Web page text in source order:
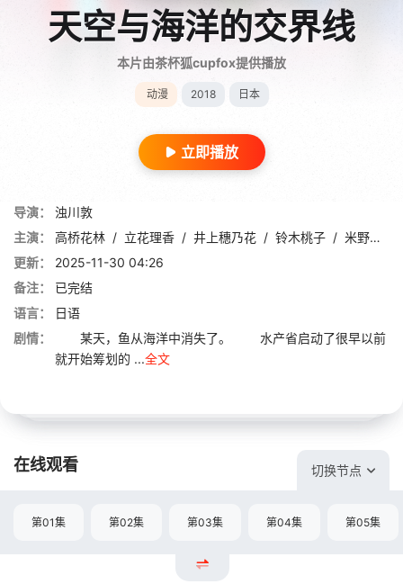
天空与海洋的交界线
本片由茶杯狐cupfox提供播放
动漫 2018 日本
立即播放
导演：
浊川敦
主演：
高桥花林 / 立花理香 / 井上穗乃花 / 铃木桃子 / 米野真织
更新：
2025-11-30 04:26
备注：
已完结
语言：
日语
剧情：
某天，鱼从海洋中消失了。 水产省启动了很早以前
就开始筹划的 ...全文
在线观看 切换节点
第01集 第02集 第03集 第04集 第05集